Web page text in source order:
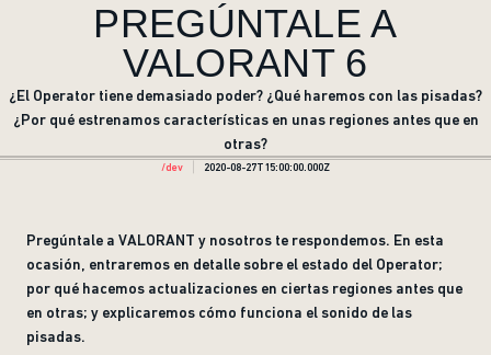
PREGÚNTALE A
VALORANT 6
¿El Operator tiene demasiado poder? ¿Qué haremos con las pisadas?
¿Por qué estrenamos características en unas regiones antes que en
otras?
/dev 2020-08-27T15:00:00.000Z
Pregúntale a VALORANT y nosotros te respondemos. En esta
ocasión, entraremos en detalle sobre el estado del Operator;
por qué hacemos actualizaciones en ciertas regiones antes que
en otras; y explicaremos cómo funciona el sonido de las
pisadas.